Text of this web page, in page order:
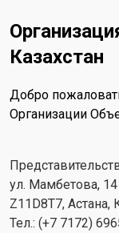
Казахстан
Добро
Организации
ул. Мамбетова, 14
Z11D8T7, Астана,
Тел.: (+7 7172)